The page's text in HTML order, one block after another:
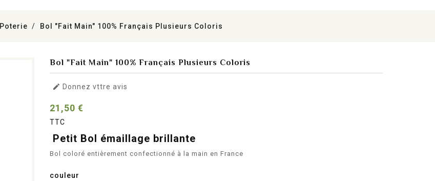
Poterie Bol "fait Main" 100% Français Plusieurs Coloris
Bol "fait Main" 100% Français Plusieurs Coloris
 Donnez vttre avis
21,50 €
TTC
Petit Bol émaillage brillante
Bol coloré entièrement confectionné à la main en France
couleur